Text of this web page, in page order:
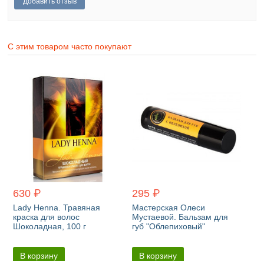
С этим товаром часто покупают
630 ₽
Lady Henna. Травяная
краска для волос
Шоколадная, 100 г
В корзину
295 ₽
Мастерская Олеси
Мустаевой. Бальзам для
губ "Облепиховый"
В корзину